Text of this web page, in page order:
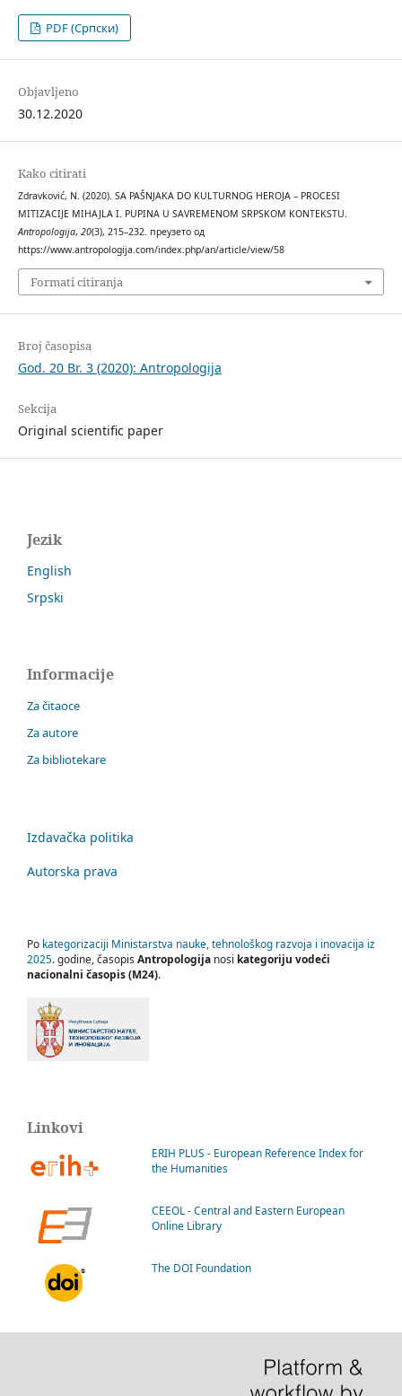
PDF (Cрпски)
Objavljeno
30.12.2020
Kako citirati
Zdravković, N. (2020). SA PAŠNJAKA DO KULTURNOG HEROJA – PROCESI
MITIZACIJE MIHAJLA I. PUPINA U SAVREMENOM SRPSKOM KONTEKSTU.
Antropologija, 20(3), 215–232. преузето од
https://www.antropologija.com/index.php/an/article/view/58
Formati citiranja
Broj časopisa
God. 20 Br. 3 (2020): Antropologija
Sekcija
Original scientific paper
Jezik
English
Srpski
Informacije
Za čitaoce
Za autore
Za bibliotekare
Izdavačka politika
Autorska prava
Po kategorizaciji Ministarstva nauke, tehnološkog razvoja i inovacija iz
2025. godine, časopis Antropologija nosi kategoriju vodeći
nacionalni časopis (M24).
Linkovi
ERIH PLUS - European Reference Index for
the Humanities
CEEOL - Central and Eastern European
Online Library
The DOI Foundation